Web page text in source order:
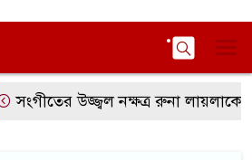
সংগীতের উজ্জ্বল নক্ষত্র রুনা লায়লাকে